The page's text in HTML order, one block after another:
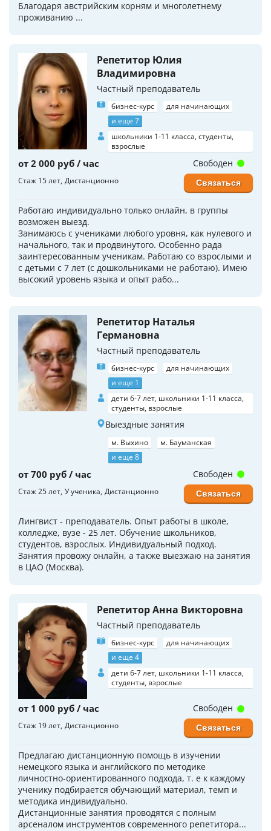
Благодаря австрийским корням и многолетнему
проживанию ...
Репетитор Юлия
Владимировна
Частный преподаватель
бизнес-курс
для начинающих
и еще 7
школьники 1-11 класса, студенты,
взрослые
от 2 000 руб / час
Стаж 15 лет Дистанционно
Работаю индивидуально только онлайн, в группы
возможен выезд.
Занимаюсь с учениками любого уровня, как нулевого и
начального, так и продвинутого. Особенно рада
заинтересованным ученикам. Работаю со взрослыми и
с детьми с 7 лет (с дошкольниками не работаю). Имею
высокий уровень языка и опыт рабо...
Свободен
Связаться
Репетитор Наталья
Германовна
Частный преподаватель
бизнес-курс
для начинающих
и еще 1
дети 6-7 лет, школьники 1-11 класса,
студенты, взрослые
Выездные занятия
м. Выхино
м. Бауманская
и еще 8
от 700 руб / час
Стаж 25 лет У ученика Дистанционно
Лингвист - преподаватель. Опыт работы в школе,
колледже, вузе - 25 лет. Обучение школьников,
студентов, взрослых. Индивидуальный подход.
Занятия провожу онлайн, а также выезжаю на занятия
в ЦАО (Москва).
Свободен
Связаться
Репетитор Анна Викторовна
Частный преподаватель
бизнес-курс
для начинающих
и еще 4
дети 6-7 лет, школьники 1-11 класса,
студенты, взрослые
от 1 000 руб / час
Стаж 19 лет Дистанционно
Предлагаю дистанционную помощь в изучении
немецкого языка и английского по методике
личностно-ориентированного подхода, т. е к каждому
ученику подбирается обучающий материал, темп и
методика индивидуально.
Дистанционные занятия проводятся с полным
арсеналом инструментов современного репетитора...
Свободен
Связаться